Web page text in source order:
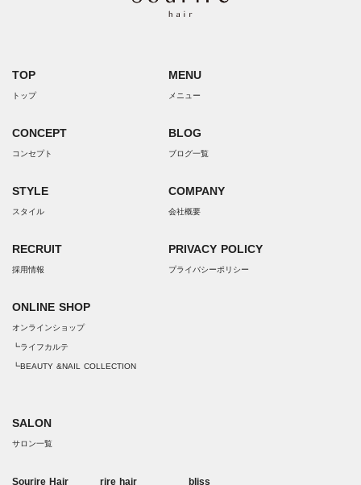
TOP
トップ
CONCEPT
コンセプト
STYLE
スタイル
RECRUIT
採用情報
ONLINE SHOP
オンラインショップ
┗ライフカルテ
┗BEAUTY &NAIL COLLECTION
MENU
メニュー
BLOG
ブログ一覧
COMPANY
会社概要
PRIVACY POLICY
プライバシーポリシー
SALON
サロン一覧
Sourire Hair
rire hair
bliss